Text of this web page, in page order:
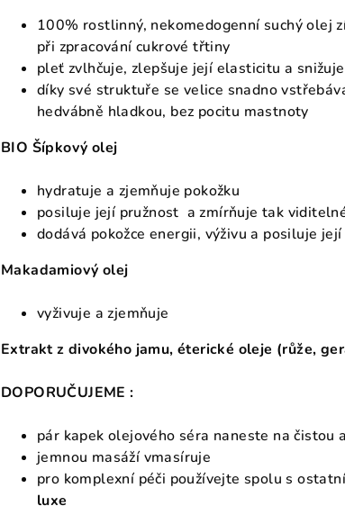
100% rostlinný, nekomedogenní suchý olej
při zpracování cukrové třtiny
pleť zvlhčuje, zlepšuje její elasticitu a
díky své struktuře se velice snadno
hedvábně hladkou, bez pocitu mastnoty
BIO Šípkový olej
hydratuje a zjemňuje pokožku
posiluje její pružnost a zmírňuje tak
dodává pokožce energii, výživu a posiluje
Makadamiový olej
vyživuje a zjemňuje
Extrakt z divokého jamu, éterické oleje (růže,
DOPORUČUJEME :
pár kapek olejového séra naneste na čistou
jemnou masáží vmasíruje
pro komplexní péči používejte spolu s
luxe